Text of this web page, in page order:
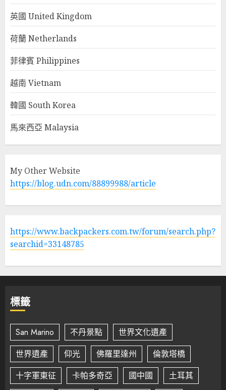
英國 United Kingdom
荷蘭 Netherlands
菲律賓 Philippines
越南 Vietnam
韓國 South Korea
馬來西亞 Malaysia
My Other Website
https://blog.udn.com/88899988/article
https://www.backpackers.com.tw/forum/search.php?
searchid=33148785
標籤
San Marino 不丹景點
世界文化遺產
世界遺產
仰光 佛羅里達州
倫敦塔橋
十字軍東征
卡帕多奇亞 國中國 土耳其